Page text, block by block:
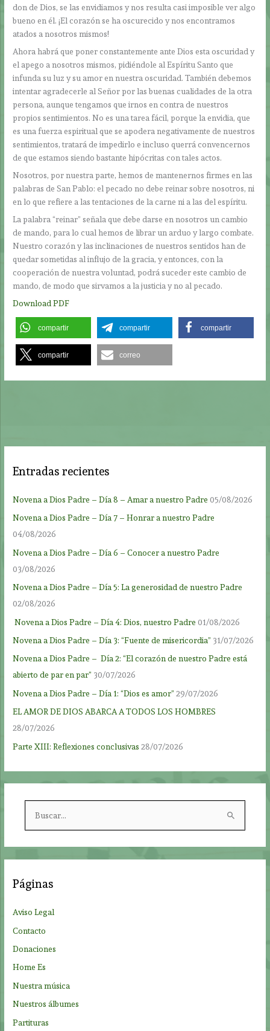
don de Dios, se las envidiamos y nos resulta casi imposible ver algo
bueno en él. ¡El corazón se ha oscurecido y nos encontramos
atados a nosotros mismos!
Ahora habrá que poner constantemente ante Dios esta oscuridad y
el apego a nosotros mismos, pidiéndole al Espíritu Santo que
infunda su luz y su amor en nuestra oscuridad. También debemos
intentar agradecerle al Señor por las buenas cualidades de la otra
persona, aunque tengamos que irnos en contra de nuestros
propios sentimientos. No es una tarea fácil, porque la envidia, que
es una fuerza espiritual que se apodera negativamente de nuestros
sentimientos, tratará de impedirlo e incluso querrá convencernos
de que estamos siendo bastante hipócritas con tales actos.
Nosotros, por nuestra parte, hemos de mantenernos firmes en las
palabras de San Pablo: el pecado no debe reinar sobre nosotros, ni
en lo que refiere a las tentaciones de la carne ni a las del espíritu.
La palabra “reinar” señala que debe darse en nosotros un cambio
de mando, para lo cual hemos de librar un arduo y largo combate.
Nuestro corazón y las inclinaciones de nuestros sentidos han de
quedar sometidas al influjo de la gracia, y entonces, con la
cooperación de nuestra voluntad, podrá suceder este cambio de
mando, de modo que sirvamos a la justicia y no al pecado.
Download PDF
compartir compartir compartir
compartir correo
Entradas recientes
Novena a Dios Padre – Día 8 – Amar a nuestro Padre 05/08/2026
Novena a Dios Padre – Día 7 – Honrar a nuestro Padre
04/08/2026
Novena a Dios Padre – Día 6 – Conocer a nuestro Padre
03/08/2026
Novena a Dios Padre – Día 5: La generosidad de nuestro Padre
02/08/2026
Novena a Dios Padre – Día 4: Dios, nuestro Padre 01/08/2026
Novena a Dios Padre – Día 3: “Fuente de misericordia” 31/07/2026
Novena a Dios Padre – Día 2: “El corazón de nuestro Padre está
abierto de par en par” 30/07/2026
Novena a Dios Padre – Día 1: “Dios es amor” 29/07/2026
EL AMOR DE DIOS ABARCA A TODOS LOS HOMBRES
28/07/2026
Parte XIII: Reflexiones conclusivas 28/07/2026
r
:
Páginas
Aviso Legal
Contacto
Donaciones
Home Es
Nuestra música
Nuestros álbumes
Partituras